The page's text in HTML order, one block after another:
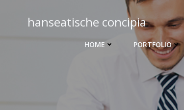
springenhanseatische concipia
HOME PORTFOLIO